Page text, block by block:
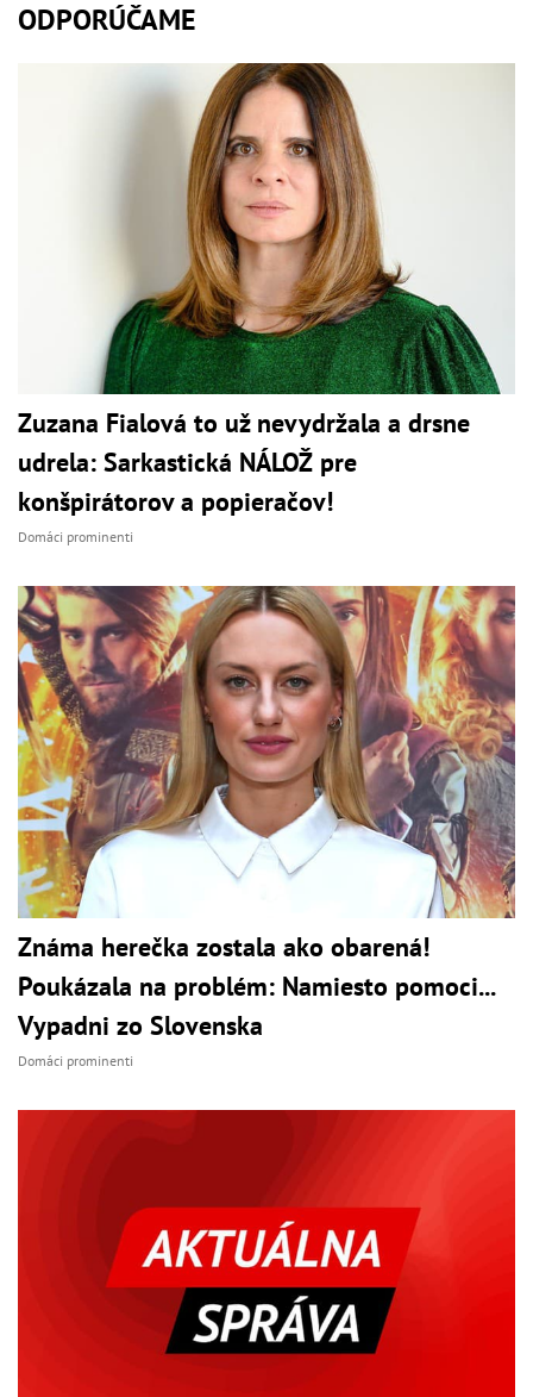
ODPORÚČAME
Zuzana Fialová to už nevydržala a drsne
udrela: Sarkastická NÁLOŽ pre
konšpirátorov a popieračov!
Domáci prominenti
Známa herečka zostala ako obarená!
Poukázala na problém: Namiesto pomoci...
Vypadni zo Slovenska
Domáci prominenti